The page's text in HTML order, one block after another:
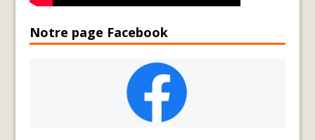
Notre page Facebook